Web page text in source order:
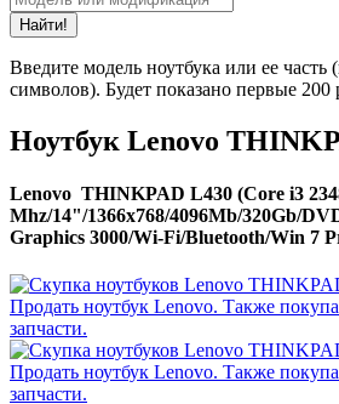
Найти!
Введите модель ноутбука или ее часть
символов). Будет показано первые 200
Ноутбук Lenovo
Lenovo THINKPAD L430 (Core i3
Mhz/14"/1366x768/4096Mb/320Gb/
Graphics 3000/Wi-Fi/Bluetooth/Win 7